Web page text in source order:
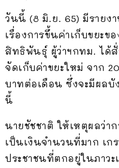
วันนี้ (8 มิ.ย. 65) มีรายง
เรื่องการขึ้นค่าเก็บขยะข
สิทธิพันธุ์ ผู้ว่าฯกทม. ได้
จัดเก็บค่าขยะใหม่ จาก
บาทต่อเดือน ซึ่งจะมีผล
นี้
นายชัชชาติ ให้เหตุผลว่า
เป็นเงินจำนวนที่มาก เกร
ประชาชนที่ตกอยู่ในภาว